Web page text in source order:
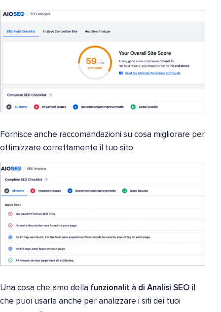
Fornisce anche raccomandazioni su cosa migliorare per
ottimizzare correttamente il tuo sito.
Una cosa che amo della funzionalit à di Analisi SEO il
che puoi usarla anche per analizzare i siti dei tuoi